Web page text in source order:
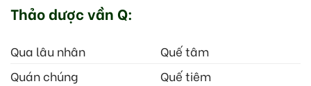
Thảo dược vần Q:
Qua lâu nhân
Quế tâm
Quán chúng
Quế tiêm